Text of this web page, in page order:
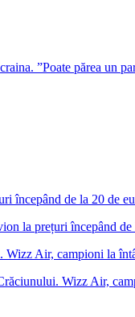
”Poate părea un
la prețuri începând
Wizz Air,